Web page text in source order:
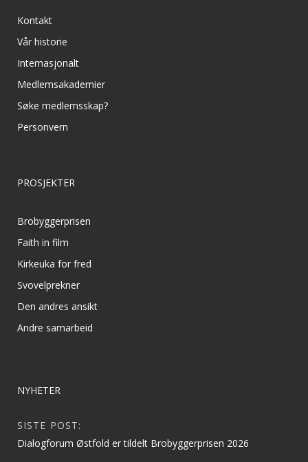
Kontakt
Vår historie
Internasjonalt
Medlemsakademier
Søke medlemsskap?
Personvern
PROSJEKTER
Brobyggerprisen
Faith in film
Kirkeuka for fred
Svovelprekner
Den andres ansikt
Andre samarbeid
NYHETER
SISTE POST:
Dialogforum Østfold er tildelt Brobyggerprisen 2026